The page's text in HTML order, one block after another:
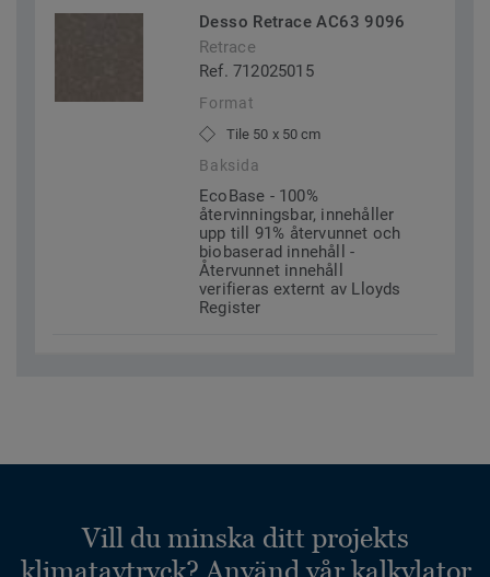
Desso Retrace AC63 9096
Retrace
Ref. 712025015
Format
Tile 50 x 50 cm
Baksida
EcoBase - 100%
återvinningsbar, innehåller
upp till 91% återvunnet och
biobaserad innehåll -
Återvunnet innehåll
verifieras externt av Lloyds
Register
Vill du minska ditt projekts
klimatavtryck? Använd vår kalkylator